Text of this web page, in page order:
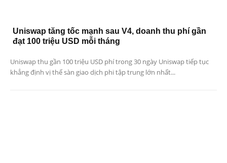
Uniswap tăng tốc mạnh sau V4, doanh thu phí gần
đạt 100 triệu USD mỗi tháng
Uniswap thu gần 100 triệu USD phí trong 30 ngày Uniswap tiếp tục
khẳng định vị thế sàn giao dịch phi tập trung lớn nhất...